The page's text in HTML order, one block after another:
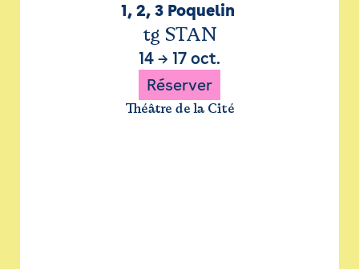
1, 2, 3 Poquelin
tg STAN
14 → 17 oct.
Réserver
Théâtre de la Cité